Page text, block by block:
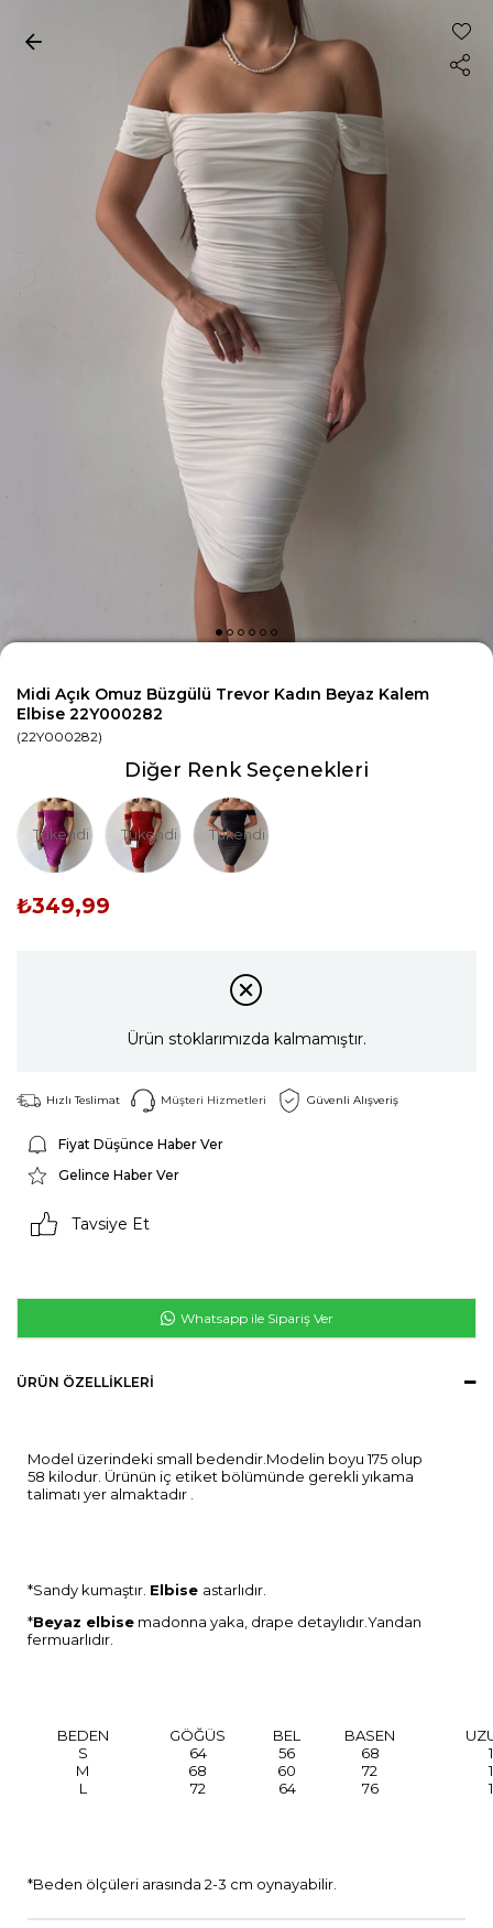
Midi Açık Omuz Büzgülü Trevor Kadın Beyaz Kalem
Elbise 22Y000282
(22Y000282)
Diğer Renk Seçenekleri
Tükendi Tükendi Tükendi
₺349,99
Ürün stoklarımızda kalmamıştır.
Hızlı Teslimat Müşteri Hizmetleri Güvenli Alışveriş
Fiyat Düşünce Haber Ver
Gelince Haber Ver
Tavsiye Et
Whatsapp ile Sipariş Ver
ÜRÜN ÖZELLIKLERI
Model üzerindeki small bedendir.Modelin boyu 175 olup
58 kilodur. Ürünün iç etiket bölümünde gerekli yıkama
talimatı yer almaktadır .
*Sandy kumaştır. Elbise astarlıdır.
*Beyaz elbise madonna yaka, drape detaylıdır.Yandan
fermuarlıdır.
BEDEN GÖĞÜS BEL BASEN
S
64 56 68
M
68 60 72
L
72 64 76
*Beden ölçüleri arasında 2-3 cm oynayabilir.